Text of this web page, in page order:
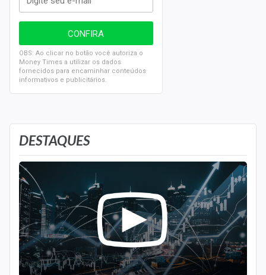
DESTAQUES
OBS: Ao clicar no botão você autoriza o
Money Times a utilizar os dados
fornecidos para encaminhar conteúdos
informativos e publicitários.